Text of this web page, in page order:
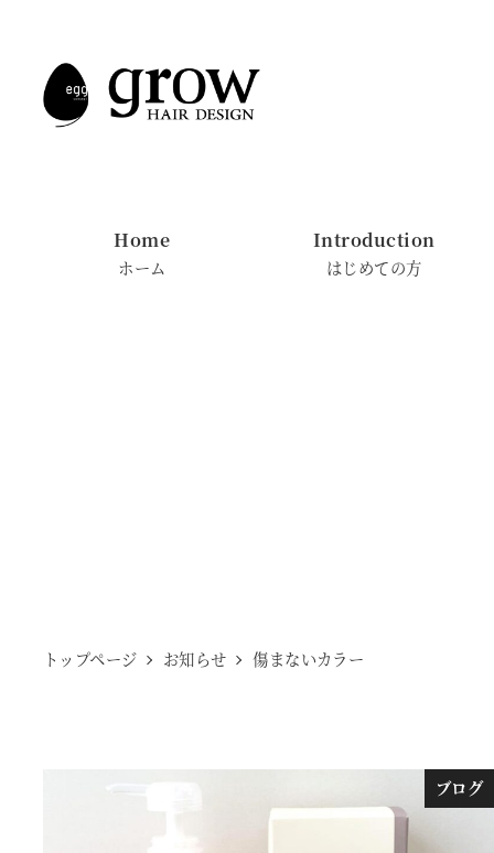
Home
ホーム
Introduction
はじめての方
トップページ お知らせ 傷まないカラー
ブログ